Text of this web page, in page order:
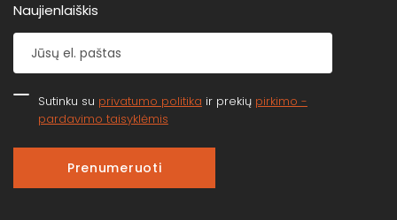
Naujienlaiškis
Sutinku su privatumo politika ir prekių pirkimo -
pardavimo taisyklėmis
Prenumeruoti